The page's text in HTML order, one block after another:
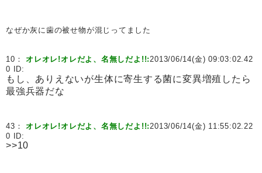
なぜか灰に歯の被せ物が混じってました
10：オレオレ!オレだよ、名無しだよ!!:2013/06/14(金) 09:03:02.42
0 ID:
もし、ありえないが生体に寄生する菌に変異増殖したら
最強兵器だな
43：オレオレ!オレだよ、名無しだよ!!:2013/06/14(金) 11:55:02.22
0 ID:
>>10